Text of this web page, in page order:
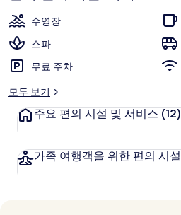
9.8
점,
객
추
수영장
스파
무료 주차
모두 보기
주요 편의 시설 및 서비스 (12)
가족 여행객을 위한 편의 시설